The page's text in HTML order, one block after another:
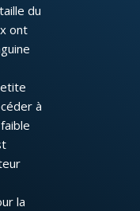
du
ont
à
la